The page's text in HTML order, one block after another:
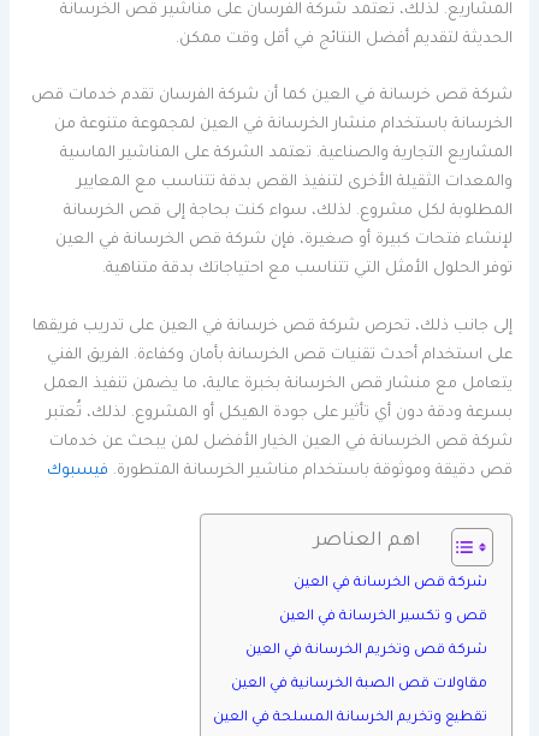
المشاريع. لذلك، تعتمد شركة الفرسان على مناشير قص الخرسانة
الحديثة لتقديم أفضل النتائج في أقل وقت ممكن.
شركة قص خرسانة في العين كما أن شركة الفرسان تقدم خدمات قص
الخرسانة باستخدام منشار الخرسانة في العين لمجموعة متنوعة من
المشاريع التجارية والصناعية. تعتمد الشركة على المناشير الماسية
والمعدات الثقيلة الأخرى لتنفيذ القص بدقة تتناسب مع المعايير
المطلوبة لكل مشروع. لذلك، سواء كنت بحاجة إلى قص الخرسانة
لإنشاء فتحات كبيرة أو صغيرة، فإن شركة قص الخرسانة في العين
توفر الحلول الأمثل التي تتناسب مع احتياجاتك بدقة متناهية.
إلى جانب ذلك، تحرص شركة قص خرسانة في العين على تدريب فريقها
على استخدام أحدث تقنيات قص الخرسانة بأمان وكفاءة. الفريق الفني
يتعامل مع منشار قص الخرسانة بخبرة عالية، ما يضمن تنفيذ العمل
بسرعة ودقة دون أي تأثير على جودة الهيكل أو المشروع. لذلك، تُعتبر
شركة قص الخرسانة في العين الخيار الأفضل لمن يبحث عن خدمات
قص دقيقة وموثوقة باستخدام مناشير الخرسانة المتطورة. فيسبوك
اهم العناصر
شركة قص الخرسانة في العين
قص و تكسير الخرسانة في العين
شركة قص وتخريم الخرسانة في العين
مقاولات قص الصبة الخرسانية في العين
تقطيع وتخريم الخرسانة المسلحة في العين